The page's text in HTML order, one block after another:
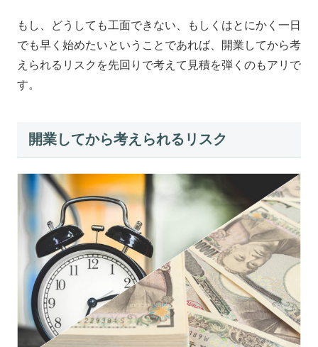
もし、どうしても工面できない、もしくはとにかく一日
でも早く始めたいということであれば、開業してから考
えられるリスクを先回りで考えて見積を弾くのもアリで
す。
開業してから考えられるリスク